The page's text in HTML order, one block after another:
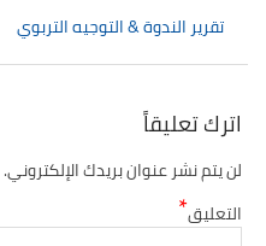
تقرير الندوة & التوجيه التربوي
اترك تعليقاً
لن يتم نشر عنوان بريدك الإلكتروني.
التعليق*